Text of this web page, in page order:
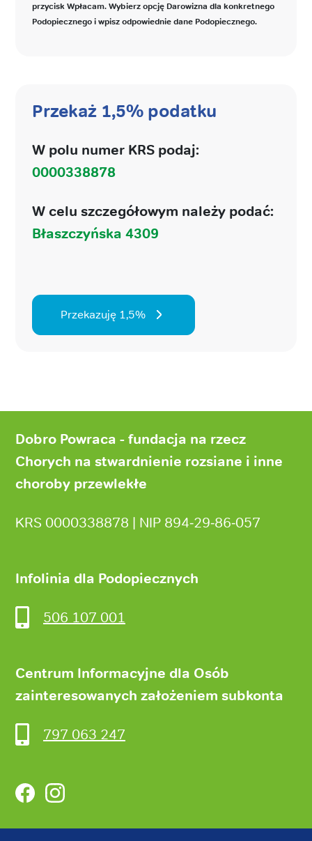
przycisk Wpłacam. Wybierz opcję Darowizna dla konkretnego
Podopiecznego i wpisz odpowiednie dane Podopiecznego.
Przekaż 1,5% podatku
W polu numer KRS podaj:
0000338878
W celu szczegółowym należy podać:
Błaszczyńska 4309
Przekazuję 1,5%
stronyDobro Powraca - fundacja na rzecz
Chorych na stwardnienie rozsiane i inne
choroby przewlekłe
KRS 0000338878 | NIP 894‑29‑86‑057
Infolinia dla Podopiecznych
506 107 001
Centrum Informacyjne dla Osób
zainteresowanych założeniem subkonta
797 063 247
FacebookInstagram